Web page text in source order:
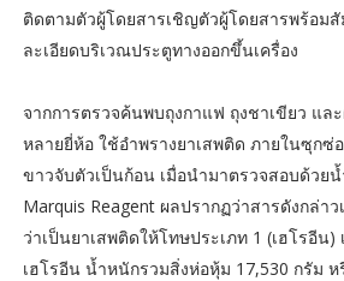
ติดตามตัวผู้โดยสารเชิญตัวผู้โดยสารพร้อมสั
ละเอียดบริเวณประตูทางออกขึ้นเครื่อง
จากการตรวจค้นพบถุงกาแฟ ถุงชาเขียว แ
หลายยี่ห้อ ใช้อำพรางยาเสพติด ภายในซุกซ่
ขาวจับตัวเป็นก้อน เมื่อนำมาตรวจสอบด้วยน้
Marquis Reagent ผลปรากฏว่าสารดังกล่า
ว่าเป็นยาเสพติดให้โทษประเภท 1 (เฮโรอีน)
เฮโรอีน น้ำหนักรวมสิ่งห่อหุ้ม 17,530 กรัม ห